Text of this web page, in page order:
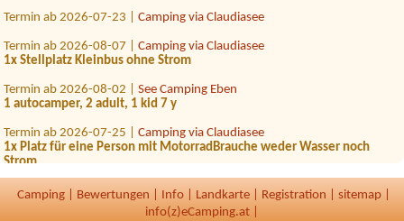
Termin ab 2026-07-23 | Camping via Claudiasee
Termin ab 2026-08-07 | Camping via Claudiasee
1x Stellplatz Kleinbus ohne Strom
Termin ab 2026-08-02 | See Camping Eben
1 autocamper, 2 adult, 1 kid 7 y
Termin ab 2026-07-25 | Camping via Claudiasee
1x Platz für eine Person mit MotorradBrauche weder Wasser noch
Strom
Termin ab 2026-08-01 |Camping Temel
1x place for tent and 4 person
Camping Bewertungen Info Landkarte Registration sitemap
info(z)eCamping.at |